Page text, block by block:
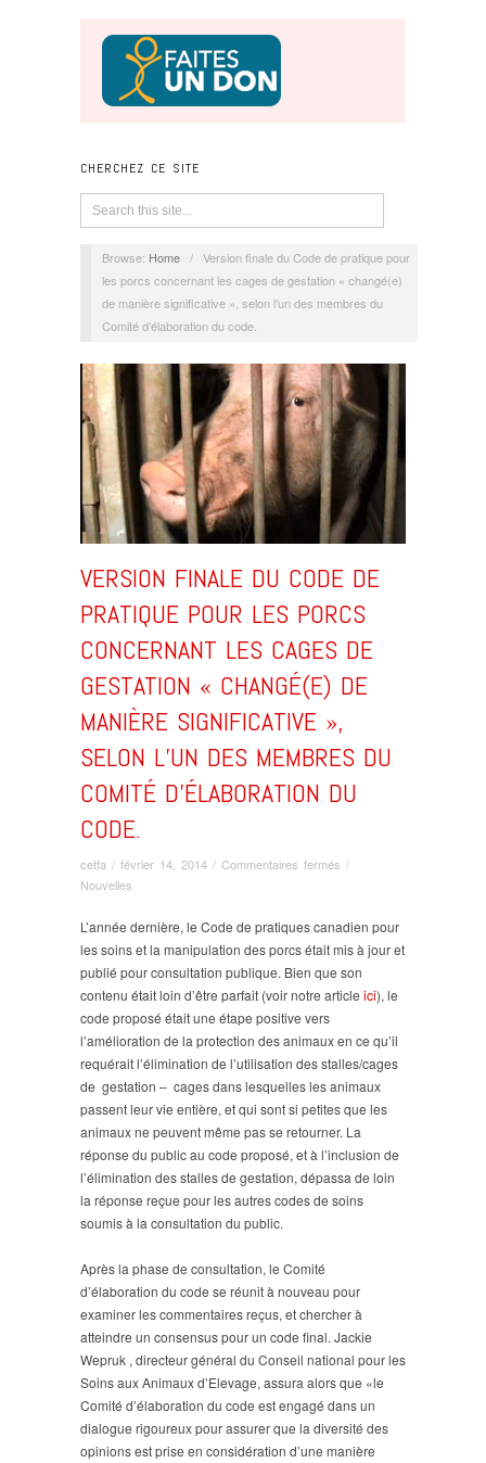
CHERCHEZ CE SITE
Browse: Home / Version finale du Code de pratique pour
les porcs concernant les cages de gestation « changé(e)
de manière significative », selon l’un des membres du
Comité d’élaboration du code.
VERSION FINALE DU CODE DE
PRATIQUE POUR LES PORCS
CONCERNANT LES CAGES DE
GESTATION « CHANGÉ(E) DE
MANIÈRE SIGNIFICATIVE »,
SELON L’UN DES MEMBRES DU
COMITÉ D’ÉLABORATION DU
CODE.
cetfa / février 14, 2014 / Commentaires fermés sur
du
Code
de
pratique
porcs
concernant
les
cages
de
gestation
«
changé(e)
selon
l’un
des
membres
du
Comité
d’élaboration
/
Nouvelles
L’année dernière, le Code de pratiques canadien pour
les soins et la manipulation des porcs était mis à jour et
publié pour consultation publique. Bien que son
contenu était loin d’être parfait (voir notre article ici), le
code proposé était une étape positive vers
l’amélioration de la protection des animaux en ce qu’il
requérait l’élimination de l’utilisation des stalles/cages
de gestation – cages dans lesquelles les animaux
passent leur vie entière, et qui sont si petites que les
animaux ne peuvent même pas se retourner. La
réponse du public au code proposé, et à l’inclusion de
l’élimination des stalles de gestation, dépassa de loin
la réponse reçue pour les autres codes de soins
soumis à la consultation du public.
Après la phase de consultation, le Comité
d’élaboration du code se réunit à nouveau pour
examiner les commentaires reçus, et chercher à
atteindre un consensus pour un code final. Jackie
Wepruk , directeur général du Conseil national pour les
Soins aux Animaux d’Elevage, assura alors que «le
Comité d’élaboration du code est engagé dans un
dialogue rigoureux pour assurer que la diversité des
opinions est prise en considération d’une manière